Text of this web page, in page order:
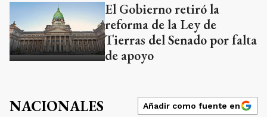
El Gobierno retiró la
reforma de la Ley de
Tierras del Senado por falta
de apoyo
NACIONALES Añadir como fuente en